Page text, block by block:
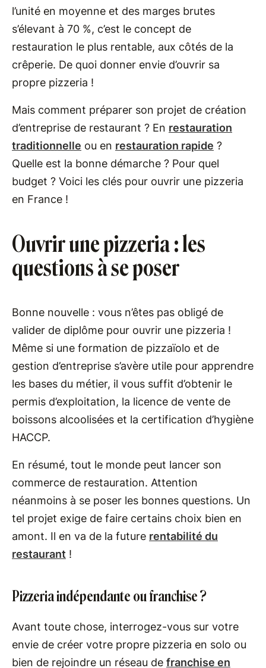
l’unité en moyenne et des marges brutes
s’élevant à 70 %, c’est le concept de
restauration le plus rentable, aux côtés de la
crêperie. De quoi donner envie d’ouvrir sa
propre pizzeria !
Mais comment préparer son projet de création
d’entreprise de restaurant ? En restauration
traditionnelle ou en restauration rapide ?
Quelle est la bonne démarche ? Pour quel
budget ? Voici les clés pour ouvrir une pizzeria
en France !
Ouvrir une pizzeria : les
questions à se poser
Bonne nouvelle : vous n’êtes pas obligé de
valider de diplôme pour ouvrir une pizzeria !
Même si une formation de pizzaïolo et de
gestion d’entreprise s’avère utile pour apprendre
les bases du métier, il vous suffit d’obtenir le
permis d’exploitation, la licence de vente de
boissons alcoolisées et la certification d’hygiène
HACCP.
En résumé, tout le monde peut lancer son
commerce de restauration. Attention
néanmoins à se poser les bonnes questions. Un
tel projet exige de faire certains choix bien en
amont. Il en va de la future rentabilité du
restaurant !
Pizzeria indépendante ou franchise ?
Avant toute chose, interrogez-vous sur votre
envie de créer votre propre pizzeria en solo ou
bien de rejoindre un réseau de franchise en